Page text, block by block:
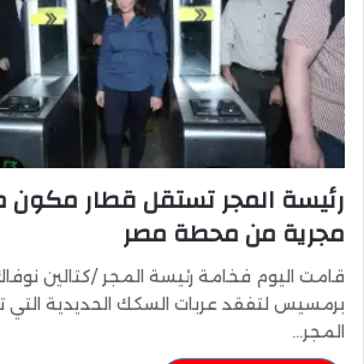
رئيسة المجر تستقل قطار مكون
مجرية من محطة مصر
قامت اليوم فخامة رئيسة المجر /كتالين
برمسيس لتفقد عربات السكك الحديدية التي
المجر…